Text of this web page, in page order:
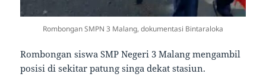
Rombongan SMPN 3 Malang, dokumentasi Bintaraloka
Rombongan siswa SMP Negeri 3 Malang mengambil
posisi di sekitar patung singa dekat stasiun.